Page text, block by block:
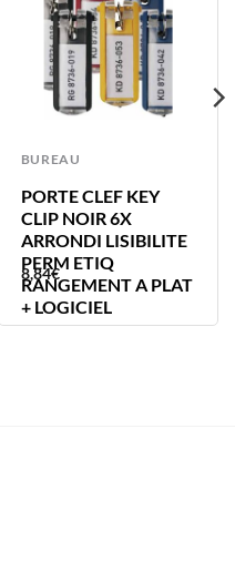
BUREAU
PORTE CLEF KEY
CLIP NOIR 6X
ARRONDI LISIBILITE
PERM ETIQ
RANGEMENT A PLAT
+ LOGICIEL
8,84€